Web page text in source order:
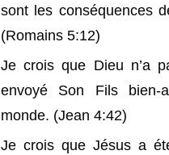
sont les conséquences
(Romains 5:12)
Je crois que Dieu n’a
envoyé Son Fils bien-
monde. (Jean 4:42)
Je crois que Jésus a